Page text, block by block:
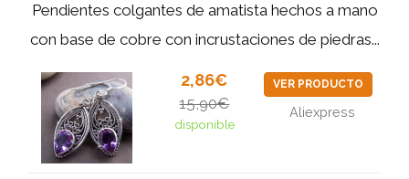
Pendientes colgantes de amatista hechos a mano
con base de cobre con incrustaciones de piedras...
2,86€
15,90€
disponible
VER PRODUCTO
Aliexpress